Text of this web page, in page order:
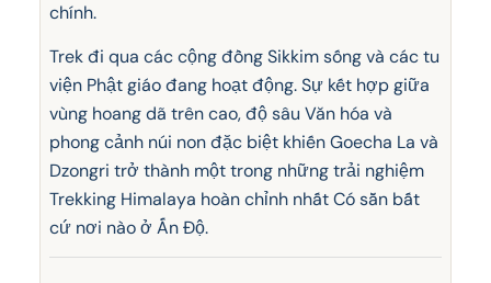
chính.
Trek đi qua các cộng đồng Sikkim sống và các tu
viện Phật giáo đang hoạt động. Sự kết hợp giữa
vùng hoang dã trên cao, độ sâu Văn hóa và
phong cảnh núi non đặc biệt khiến Goecha La và
Dzongri trở thành một trong những trải nghiệm
Trekking Himalaya hoàn chỉnh nhất Có sẵn bất
cứ nơi nào ở Ấn Độ.